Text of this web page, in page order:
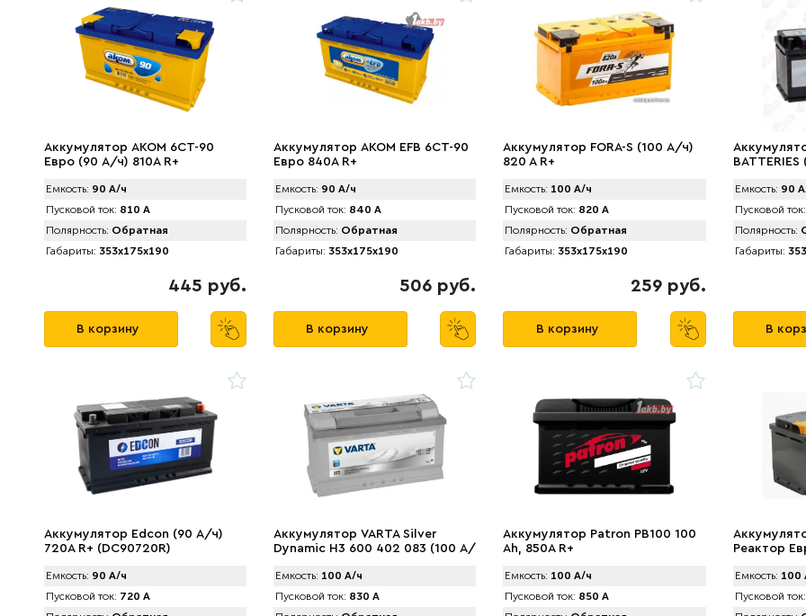
Аккумулятор AКОМ 6CT-90
Евро (90 А/ч) 810А R+
Емкость: 90 А/ч
Пусковой ток: 810 А
Полярность: Обратная
Габариты: 353x175x190
445 руб.
В корзину
Аккумулятор AKOM EFB 6CT-90
Евро 840A R+
Емкость: 90 А/ч
Пусковой ток: 840 А
Полярность: Обратная
Габариты: 353x175x190
506 руб.
В корзину
Аккумулятор FORA-S (100 А/ч)
820 A R+
Емкость: 100 А/ч
Пусковой ток: 820 А
Полярность: Обратная
Габариты: 353x175x190
259 руб.
В корзину
Емкость: 90
Пусковой ток:
Полярность:
Габариты:
В
Аккумулятор Edcon (90 А/ч)
720A R+ (DC90720R)
Емкость: 90 А/ч
Пусковой ток: 720 А
Аккумулятор VARTA Silver
Dynamic H3 600 402 083 (100 А/
Емкость: 100 А/ч
Пусковой ток: 830 А
Аккумулятор Patron PB100 100
Ah, 850A R+
Емкость: 100 А/ч
Пусковой ток: 850 А
Реактор
Емкость: 100
Пусковой ток: